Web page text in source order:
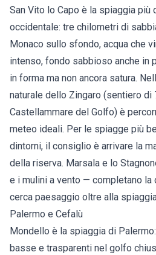
San Vito lo Capo è la spiaggia più
occidentale: tre chilometri di
Monaco sullo sfondo, acqua che
intenso, fondo sabbioso anche in
in forma ma non ancora satura.
naturale dello Zingaro (sentiero di
Castellammare del Golfo) è
meteo ideali. Per le spiagge più
dintorni, il consiglio è arrivare la
della riserva. Marsala e lo
e i mulini a vento — completano la
cerca paesaggio oltre alla
Palermo e Cefalù
Mondello è la spiaggia di
basse e trasparenti nel golfo